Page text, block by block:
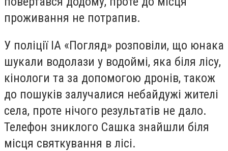
проживання не потрапив.
У поліції ІА «Погляд» розповіли, що юнака
шукали водолази у водоймі, яка біля лісу,
кінологи та за допомогою дронів, також
до пошуків залучалися небайдужі жителі
села, проте нічого результатів не дало.
Телефон зниклого Сашка знайшли біля
місця святкування в лісі.